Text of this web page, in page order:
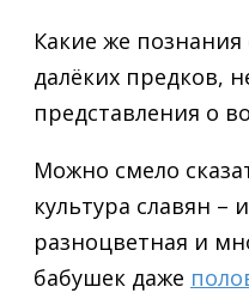
Какие же
далёких предков,
представления о
Можно смело
культура славян –
разноцветная и
бабушек даже